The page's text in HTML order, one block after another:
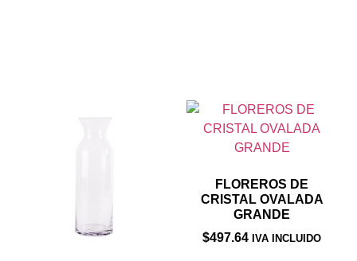
FLOREROS DE
CRISTAL OVALADA
GRANDE
$497.64 IVA INCLUIDO